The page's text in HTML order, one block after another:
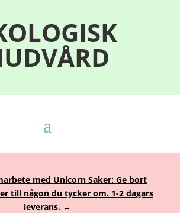
med Unicorn Saker: Ge bort
till någon du tycker om. 1-2 dagars
leverans. →